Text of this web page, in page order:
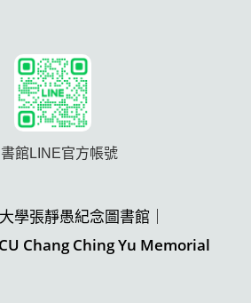
書館LINE官方帳號
學張靜愚紀念圖書館｜
Chang Ching Yu Memorial